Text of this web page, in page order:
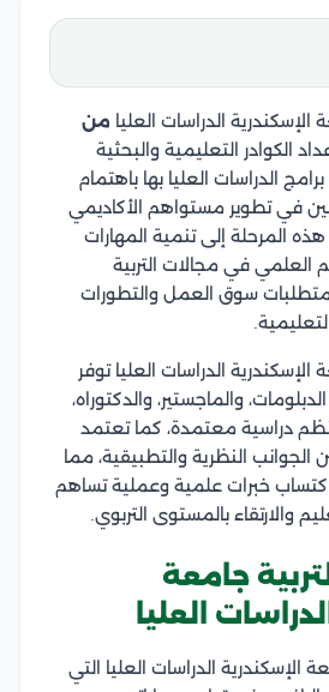
الإسكندرية الدراسات العليا من
الكوادر التعليمية والبحثية
الدراسات العليا بها باهتمام
في تطوير مستواهم الأكاديمي
المرحلة إلى تنمية المهارات
العلمي في مجالات التربية
متطلبات سوق العمل والتطورات
الإسكندرية الدراسات العليا توفر
والماجستير، والدكتوراه،
دراسية معتمدة، كما تعتمد
الجوانب النظرية والتطبيقية، مما
خبرات علمية وعملية تساهم
والارتقاء بالمستوى التربوي.
جامعة
العليا
الإسكندرية الدراسات العليا التي